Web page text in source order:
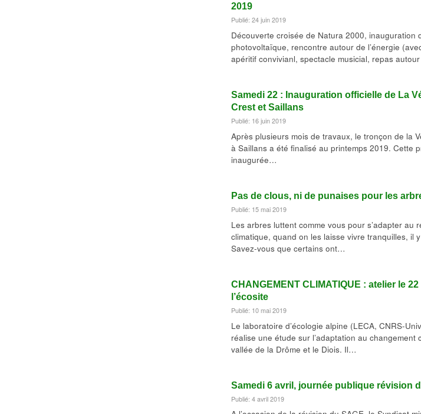
2019
Publié: 24 juin 2019
Découverte croisée de Natura 2000, inauguration
photovoltaïque, rencontre autour de l’énergie
apéritif convivianl, spectacle musicial, repas
Samedi 22 : Inauguration officielle de La
Crest et Saillans
Publié: 16 juin 2019
Après plusieurs mois de travaux, le tronçon de la
à Saillans a été finalisé au printemps 2019. Cette
inaugurée…
Pas de clous, ni de punaises pour les
Publié: 15 mai 2019
Les arbres luttent comme vous pour s’adapter au
climatique, quand on les laisse vivre tranquilles, il
Savez-vous que certains ont…
CHANGEMENT CLIMATIQUE : atelier le
l’écosite
Publié: 10 mai 2019
Le laboratoire d’écologie alpine (LECA, CNRS-
réalise une étude sur l’adaptation au changement
vallée de la Drôme et le Diois. Il…
Samedi 6 avril, journée publique révision
Publié: 4 avril 2019